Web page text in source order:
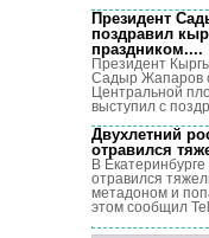
Президент
поздравил
праздником....
Президент
Садыр Жапаров
Центральной
выступил с
Двухлетний
отравился
В
отравился
метадоном и
этом сообщил